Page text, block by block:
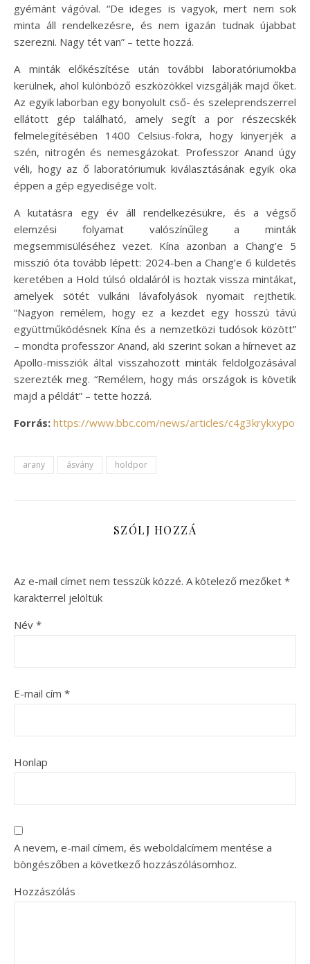
gyémánt vágóval. “De ideges is vagyok, mert nem sok
minta áll rendelkezésre, és nem igazán tudnak újabbat
szerezni. Nagy tét van” – tette hozzá.
A minták előkészítése után további laboratóriumokba
kerülnek, ahol különböző eszközökkel vizsgálják majd őket.
Az egyik laborban egy bonyolult cső- és szeleprendszerrel
ellátott gép található, amely segít a por részecskék
felmelegítésében 1400 Celsius-fokra, hogy kinyerjék a
szén, nitrogén és nemesgázokat. Professzor Anand úgy
véli, hogy az ő laboratóriumuk kiválasztásának egyik oka
éppen a gép egyedisége volt.
A kutatásra egy év áll rendelkezésükre, és a végső
elemzési folyamat valószínűleg a minták
megsemmisüléséhez vezet. Kína azonban a Chang’e 5
misszió óta tovább lépett: 2024-ben a Chang’e 6 küldetés
keretében a Hold túlsó oldaláról is hoztak vissza mintákat,
amelyek sötét vulkáni lávafolyások nyomait rejthetik.
“Nagyon remélem, hogy ez a kezdet egy hosszú távú
együttműködésnek Kína és a nemzetközi tudósok között”
– mondta professzor Anand, aki szerint sokan a hírnevet az
Apollo-missziók által visszahozott minták feldolgozásával
szerezték meg. “Remélem, hogy más országok is követik
majd a példát” – tette hozzá.
Forrás: https://www.bbc.com/news/articles/c4g3krykxypo
arany ásvány holdpor
SZÓLJ HOZZÁ
Az e-mail címet nem tesszük közzé. A kötelező mezőket *
karakterrel jelöltük
Név *
E-mail cím *
Honlap
A nevem, e-mail címem, és weboldalcímem mentése a
böngészőben a következő hozzászólásomhoz.
Hozzászólás